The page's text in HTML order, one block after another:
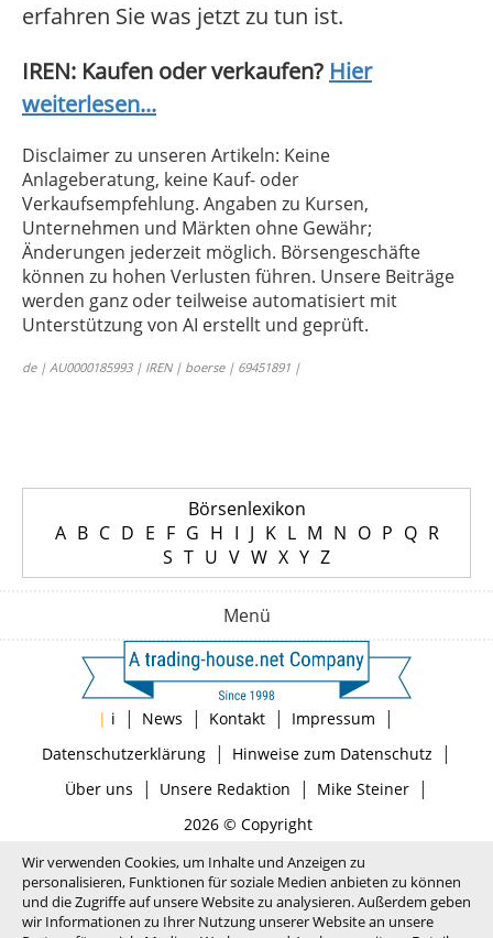
erfahren Sie was jetzt zu tun ist.
IREN: Kaufen oder verkaufen? Hier
weiterlesen...
Disclaimer zu unseren Artikeln: Keine
Anlageberatung, keine Kauf- oder
Verkaufsempfehlung. Angaben zu Kursen,
Unternehmen und Märkten ohne Gewähr;
Änderungen jederzeit möglich. Börsengeschäfte
können zu hohen Verlusten führen. Unsere Beiträge
werden ganz oder teilweise automatisiert mit
Unterstützung von AI erstellt und geprüft.
de | AU0000185993 | IREN | boerse | 69451891 |
Börsenlexikon
A B C D E F G H I J K L M N O P Q R
S T U V W X Y Z
Menü
| i | News | Kontakt | Impressum |
Datenschutzerklärung| Hinweise zum Datenschutz |
Über uns | Unsere Redaktion | Mike Steiner|
2026 © Copyright
Wir verwenden Cookies, um Inhalte und Anzeigen zu
personalisieren, Funktionen für soziale Medien anbieten zu können
und die Zugriffe auf unsere Website zu analysieren. Außerdem geben
wir Informationen zu Ihrer Nutzung unserer Website an unsere